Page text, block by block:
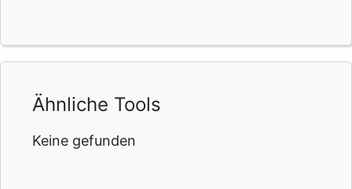
Ähnliche Tools
Keine gefunden